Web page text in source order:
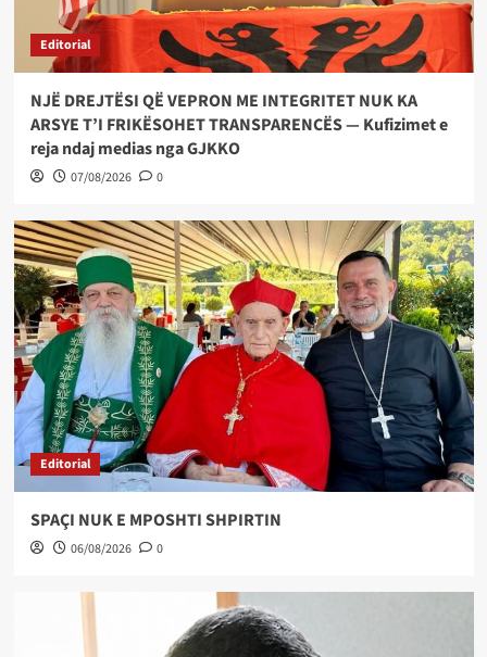
Editorial
NJË DREJTËSI QË VEPRON ME INTEGRITET NUK KA
ARSYE T’I FRIKËSOHET TRANSPARENCËS — Kufizimet e
reja ndaj medias nga GJKKO
07/08/2026 0
Editorial
SPAÇI NUK E MPOSHTI SHPIRTIN
06/08/2026 0